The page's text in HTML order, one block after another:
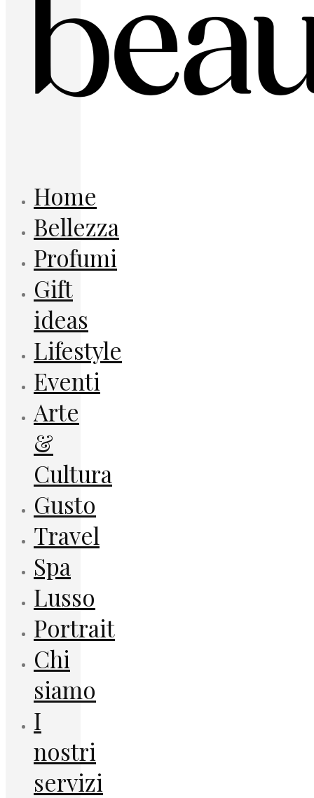
Home
Bellezza
Profumi
Gift
ideas
Lifestyle
Eventi
Arte
&
Cultura
Gusto
Travel
Spa
Lusso
Portrait
Chi
siamo
I
nostri
servizi